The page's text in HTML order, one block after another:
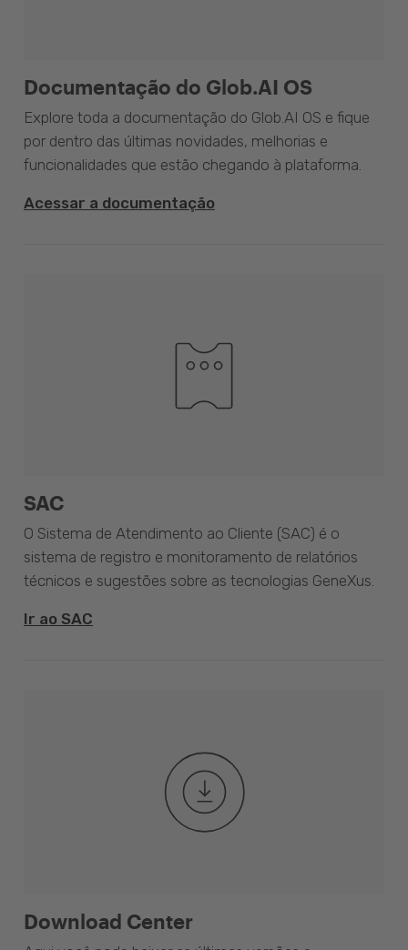
Documentação do Glob.AI OS
Explore toda a documentação do Glob.AI OS e fique
por dentro das últimas novidades, melhorias e
funcionalidades que estão chegando à plataforma.
Acessar a documentação
SAC
O Sistema de Atendimento ao Cliente (SAC) é o
sistema de registro e monitoramento de relatórios
técnicos e sugestões sobre as tecnologias GeneXus.
Ir ao SAC
Download Center